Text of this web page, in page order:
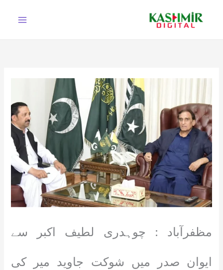
مظفرآباد : چوہدری لطیف اکبر سے
ایوان صدر میں شوکت جاوید میر کی